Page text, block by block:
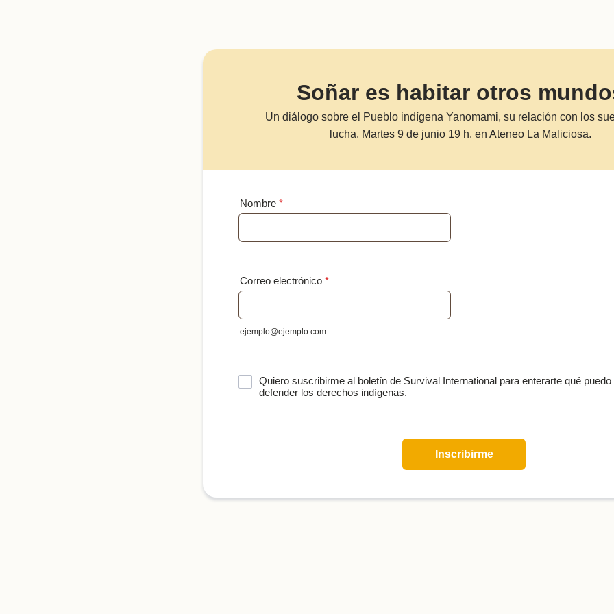
Soñar es habitar otros
Un diálogo sobre el Pueblo indígena Yanomami, su relación con los
lucha. Martes 9 de junio 19 h. en Ateneo La Maliciosa.
Nombre *
Correo electrónico *
ejemplo@ejemplo.com
Quiero suscribirme al boletín de Survival International para enterarte qué
defender los derechos indígenas.
Inscribirme